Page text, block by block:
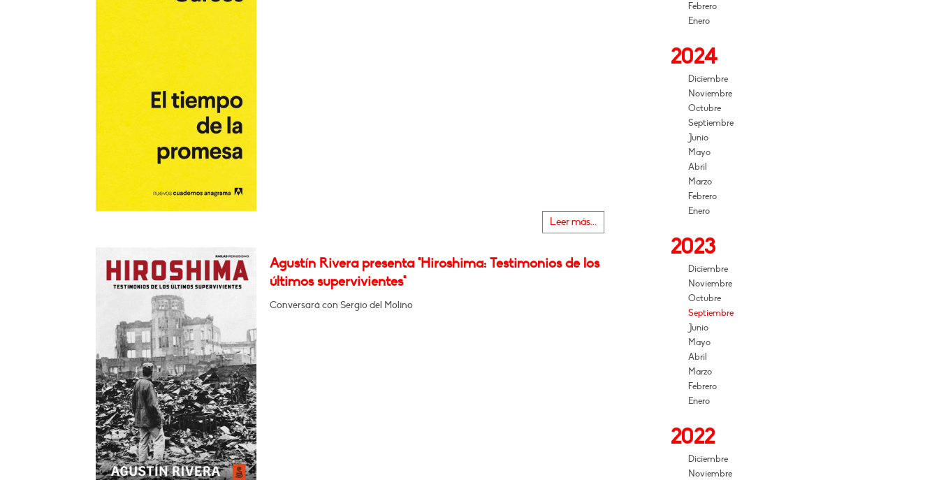
Leer más...
Agustín Rivera presenta "Hiroshima: Testimonios de los
últimos supervivientes"
Conversará con Sergio del Molino
Febrero
Enero
2024
Diciembre
Noviembre
Octubre
Septiembre
Junio
Mayo
Abril
Marzo
Febrero
Enero
2023
Diciembre
Noviembre
Octubre
Septiembre
Junio
Mayo
Abril
Marzo
Febrero
Enero
2022
Diciembre
Noviembre